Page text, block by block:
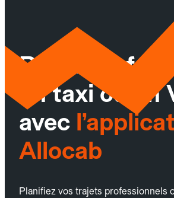
Réservez
un taxi ou un
avec
Allocab
Planifiez vos trajets professionnels